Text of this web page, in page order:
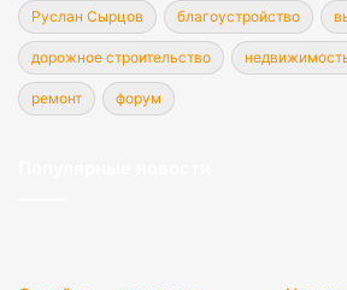
Руслан Сырцов благоустройство
дорожное строительство
ремонт форум